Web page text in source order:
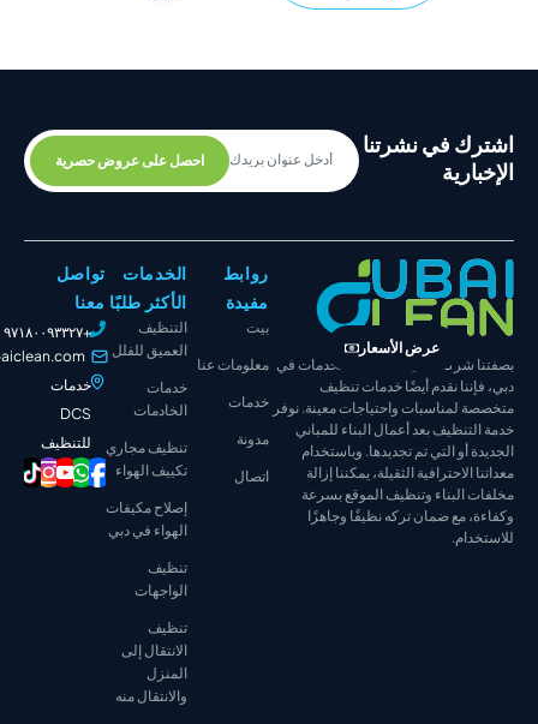
عرض الأسعار
في نشرتنا
احصل على عروض حصرية
تنظيف متكاملة الخدمات في
نقدم أيضًا خدمات تنظيف
واحتياجات معينة. نوفر
بعد أعمال البناء للمباني
التي تم تجديدها. وباستخدام
الثقيلة، يمكننا إزالة
وتنظيف الموقع بسرعة
مع ضمان تركه نظيفًا وجاهزًا
مفيدة
بيت
معلومات عنا
خدمات
مدونة
اتصال
الخدمات
الأكثر طلبًا
التنظيف
العميق للفلل
الخادمات
تنظيف مجاري
تكييف الهواء
إصلاح مكيفات
الهواء في دبي
والانتقال منه
تواصل
معنا
+٩٧١٨٠٠٩٣٣٢٧
info@dubaiclean.com
خدمات
DCS
للتنظيف